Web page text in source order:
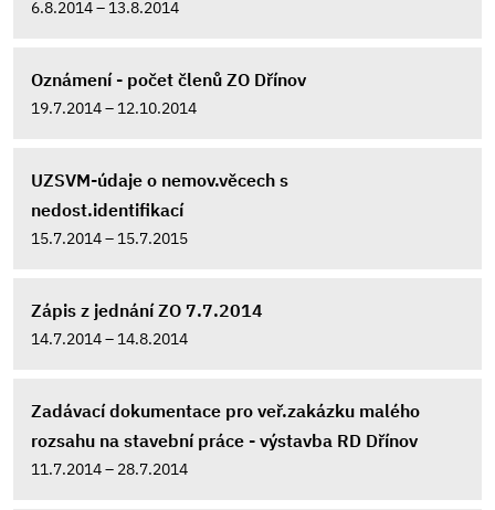
6.8.2014 – 13.8.2014
Oznámení - počet členů ZO Dřínov
19.7.2014 – 12.10.2014
UZSVM-údaje o nemov.věcech s
nedost.identifikací
15.7.2014 – 15.7.2015
Zápis z jednání ZO 7.7.2014
14.7.2014 – 14.8.2014
Zadávací dokumentace pro veř.zakázku malého
rozsahu na stavební práce - výstavba RD Dřínov
11.7.2014 – 28.7.2014